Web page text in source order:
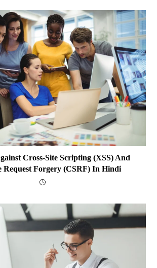
Cross-Site Scripting (XSS) And
Request Forgery (CSRF) In Hindi